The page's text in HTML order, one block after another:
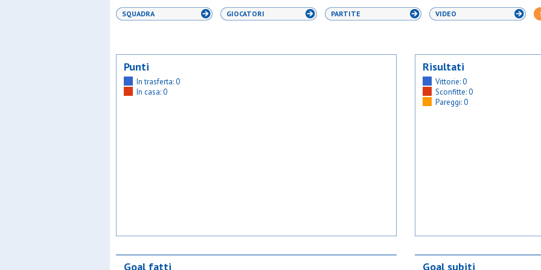
SQUADRA GIOCATORI PARTITE VIDEO
Punti
In trasferta: 0
In casa: 0
Risultati
Vittorie: 0
Sconfitte: 0
Pareggi: 0
Goal fatti Goal subiti